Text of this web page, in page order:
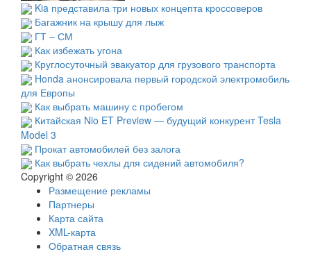
Kia представила три новых концепта кроссоверов
Багажник на крышу для лыж
ГТ – СМ
Как избежать угона
Круглосуточный эвакуатор для грузового транспорта
Honda анонсировала первый городской электромобиль
для Европы
Как выбрать машину с пробегом
Китайская Nio ET Preview — будущий конкурент Tesla
Model 3
Прокат автомобилей без залога
Как выбрать чехлы для сидений автомобиля?
Copyright © 2026
Размещение рекламы
Партнеры
Карта сайта
XML-карта
Обратная связь